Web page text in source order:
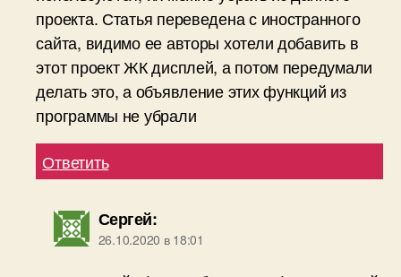
проекта. Статья переведена с иностранного
сайта, видимо ее авторы хотели добавить в
этот проект ЖК дисплей, а потом передумали
делать это, а объявление этих функций из
программы не убрали
Ответить
Сергей:
26.10.2020 в 18:01